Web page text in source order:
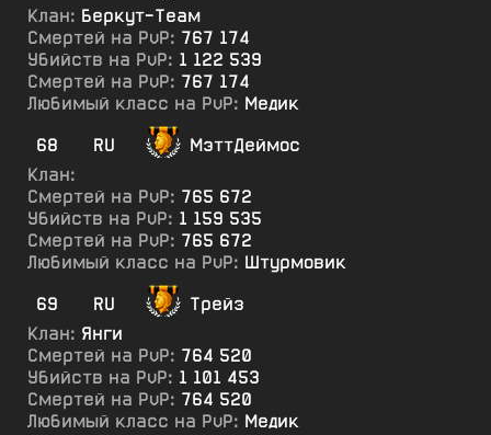
Клан: Беркут-Теам
Смертей на PvP: 767 174
Убийств на PvP: 1 122 539
Смертей на PvP: 767 174
Любимый класс на PvP: Медик
68
RU
МэттДеймос
Клан:
Смертей на PvP: 765 672
Убийств на PvP: 1 159 535
Смертей на PvP: 765 672
Любимый класс на PvP: Штурмовик
69
RU
Трейз
Клан: Янги
Смертей на PvP: 764 520
Убийств на PvP: 1 101 453
Смертей на PvP: 764 520
Любимый класс на PvP: Медик